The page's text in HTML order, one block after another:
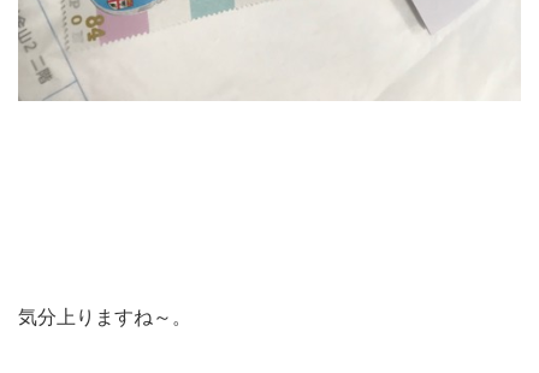
気分上りますね～。